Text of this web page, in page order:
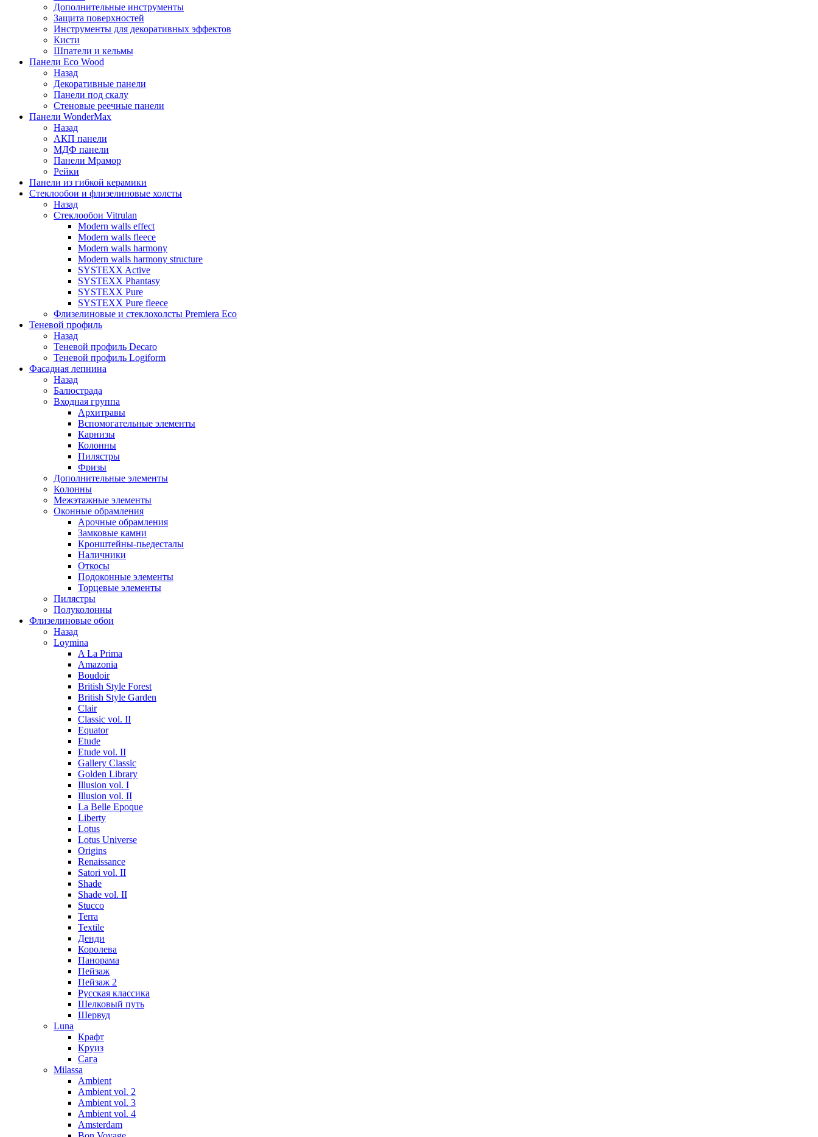
Дополнительные инструменты
Защита поверхностей
Инструменты для декоративных эффектов
Кисти
Шпатели и кельмы
Панели Eco Wood
Назад
Декоративные панели
Панели под скалу
Стеновые реечные панели
Панели WonderMax
Назад
АКП панели
МДФ панели
Панели Мрамор
Рейки
Панели из гибкой керамики
Стеклообои и флизелиновые холсты
Назад
Стеклообои Vitrulan
Modern walls effect
Modern walls fleece
Modern walls harmony
Modern walls harmony structure
SYSTEXX Active
SYSTEXX Phantasy
SYSTEXX Pure
SYSTEXX Pure fleece
Флизелиновые и стеклохолсты Premiera Eco
Теневой профиль
Назад
Теневой профиль Decaro
Теневой профиль Logiform
Фасадная лепнина
Назад
Балюстрада
Входная группа
Архитравы
Вспомогательные элементы
Карнизы
Колонны
Пилястры
Фризы
Дополнительные элементы
Колонны
Межэтажные элементы
Оконные обрамления
Арочные обрамления
Замковые камни
Кронштейны-пьедесталы
Наличники
Откосы
Подоконные элементы
Торцевые элементы
Пилястры
Полуколонны
Флизелиновые обои
Назад
Loymina
A La Prima
Amazonia
Boudoir
British Style Forest
British Style Garden
Clair
Classic vol. II
Equator
Etude
Etude vol. II
Gallery Classic
Golden Library
Illusion vol. I
Illusion vol. II
La Belle Epoque
Liberty
Lotus
Lotus Universe
Origins
Renaissance
Satori vol. II
Shade
Shade vol. II
Stucco
Terra
Textile
Денди
Королева
Панорама
Пейзаж
Пейзаж 2
Русская классика
Шелковый путь
Шервуд
Luna
Крафт
Круиз
Сага
Milassa
Ambient
Ambient vol. 2
Ambient vol. 3
Ambient vol. 4
Amsterdam